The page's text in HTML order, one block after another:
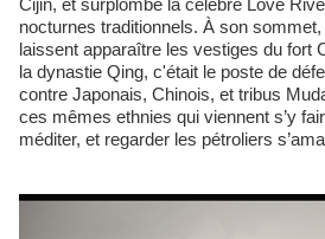
nocturnes traditionnels. À son sommet,
laissent apparaître les vestiges du fort
la dynastie Qing, c'était le poste de
contre Japonais, Chinois, et tribus
ces mêmes ethnies qui viennent s’y
méditer, et regarder les pétroliers